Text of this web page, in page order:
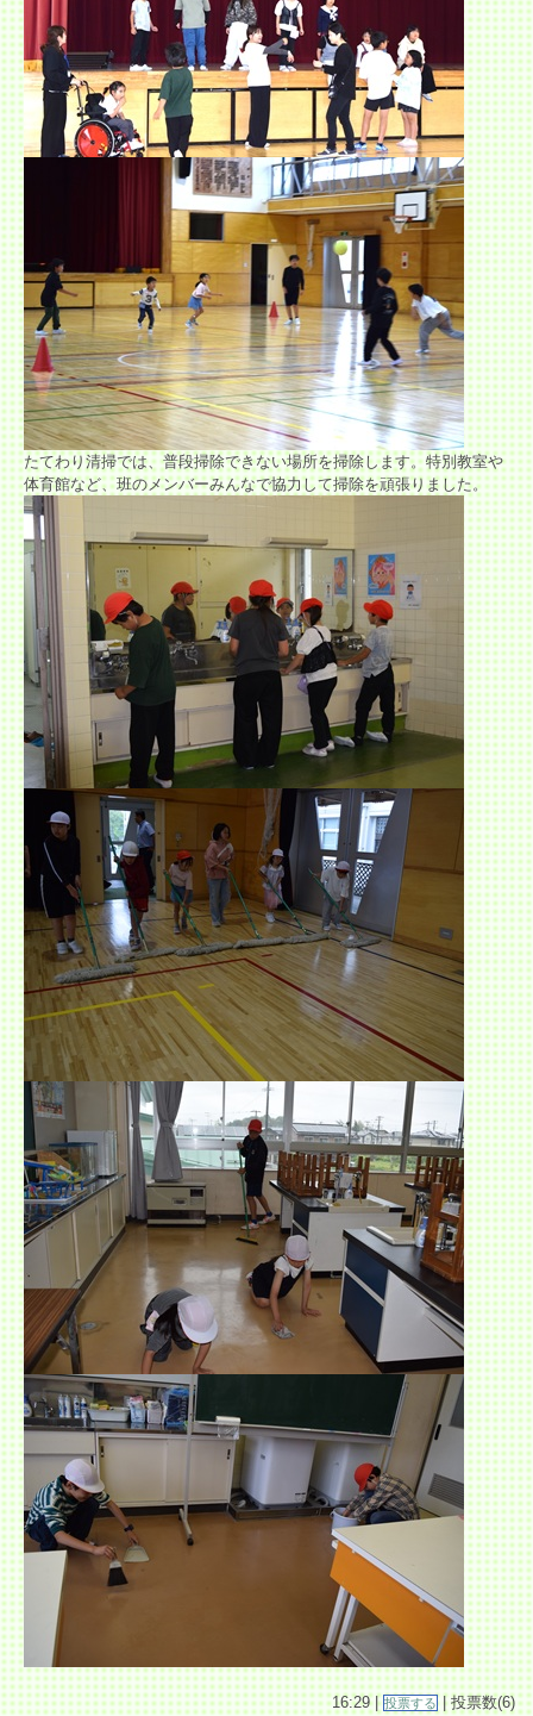
たてわり清掃では、普段掃除できない場所を掃除します。特別教室や
体育館など、班のメンバーみんなで協力して掃除を頑張りました。
16:29 | 投票する| 投票数(6)